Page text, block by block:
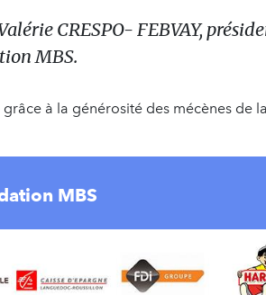
CRESPO- FEBVAY,
MBS.
à la générosité des mécènes de
MBS